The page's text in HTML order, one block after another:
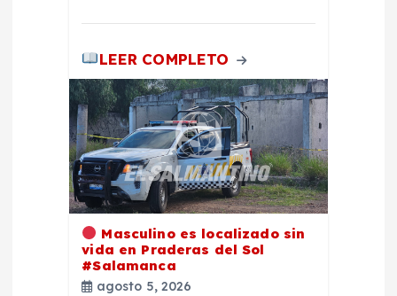
LEER COMPLETO
Masculino es localizado sin
vida en Praderas del Sol
#Salamanca
agosto 5, 2026